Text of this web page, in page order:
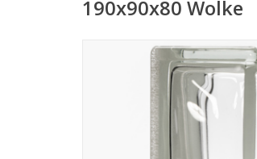
190x90x80 Wolke